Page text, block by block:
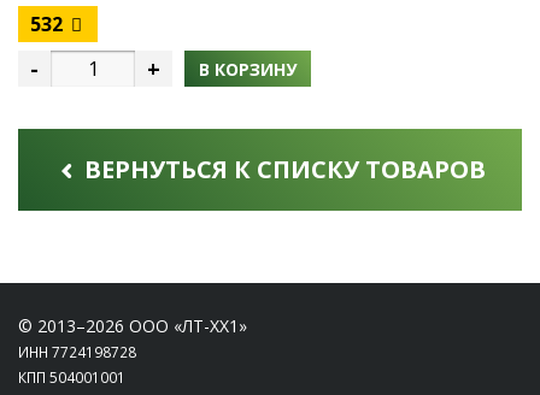
532
- + В КОРЗИНУ
ВЕРНУТЬСЯ К СПИСКУ ТОВАРОВ
© 2013–2026 ООО «ЛТ-ХХ1»
ИНН 7724198728
КПП 504001001